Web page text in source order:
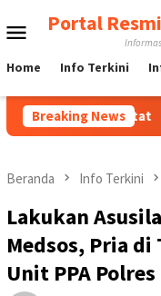
ke
Menu
Mobile
Portal
Home Info Terkini
Breaking News
Ciputat
Beranda Info Terkini
Lakukan
Medsos, Pria
Unit PPA